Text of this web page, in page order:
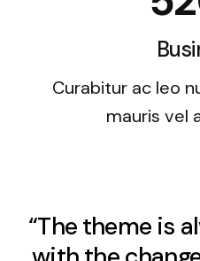
Curabitur ac leo
mauris vel
“The theme is